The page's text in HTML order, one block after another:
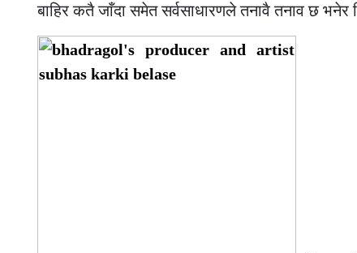
बाहिर कतै जाँदा समेत सर्वसाधारणले तनावै तनाव छ भनेर